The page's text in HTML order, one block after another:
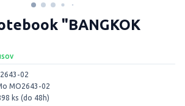
"BANGKOK
02
MO2643-02
ks (do 48h)